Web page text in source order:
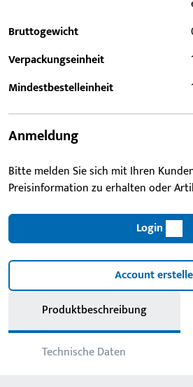
Bruttogewicht
Verpackungseinheit
Mindestbestelleinheit
Anmeldung
Bitte melden Sie sich mit Ihren
Preisinformation zu erhalten oder
Login
Account
Produktbeschreibung
Technische Daten